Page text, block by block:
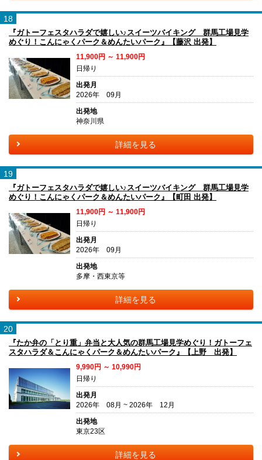
18
『ガトーフェスタハラダで嬉しい♪スイーツバイキング 群馬工場見学
めぐり！こんにゃくパーク＆めんたいパーク』【藤沢 出発】
11,900円 ～ 11,900円
日帰り
出発月
2026年 09月
出発地
神奈川県
詳細を見る
19
『ガトーフェスタハラダで嬉しい♪スイーツバイキング 群馬工場見学
めぐり！こんにゃくパーク＆めんたいパーク』【町田 出発】
11,900円 ～ 11,900円
日帰り
出発月
2026年 09月
出発地
多摩・西東京等
詳細を見る
20
『たか弁の「とり重」弁当と大人気の群馬工場見学めぐり！ガトーフェ
スタハラダ＆こんにゃくパーク＆めんたいパーク』【上野 出発】
9,990円 ～ 10,990円
日帰り
出発月
2026年 08月 ~ 2026年 12月
出発地
東京23区
詳細を見る